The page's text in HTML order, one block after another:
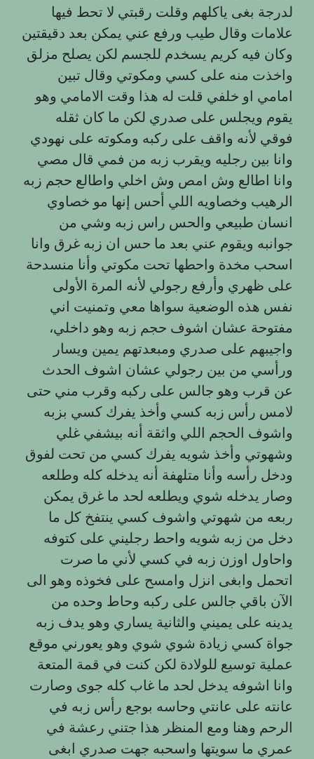
لدرجة بغى ياكلهم وقلت رقبتي لا تحط فيها
علامات وقال طيب ورفع عني يمكن بعد دقيقتين
وكان فيه كريم يسخدم للجسم لكن يصلح مزلق
واخذت منه على كسي ومكوتي وقال تبين
امامي او خلفي قلت له هذا وقت الامامي وهو
يقوم ويجلس على صدري لكن ما كان ثقله
فوقي لأنه واقف على ركبه ومكوته على نهودي
وانا بين رجليه ويقرب زبه من فمي قال مصي
وانا اطالع وش امص وش اخلي واطالع حجم زبه
الرهيب وخصاويه اللي أحس إنها مو خصاوي
انسان طبيعي والحس راس زبه وشي من
جوانبه ويقوم عني بعد ما حس ان زبه غرق وانا
اسحب مخدة واحطها تحت مكوتي وأنا منسدحة
على ظهري وأرفع رجولي لأنه المرة الأولى
نفس هذه الوضعية سواها معي وتمنيت اني
مفتوحة عشان اشوف حجم زبه وهو داخلي،
واجيبهم على صدري ومبعدتهم يمين ويسار
ورأسي من بين رجولي عشان اشوف الحدث
عن قرب وهو جالس على ركبه وقرب مني حتى
لامس رأس زبه كسي وأخذ يفرك كسي بزبه
واشوف الحجم اللي واثقة أنه بيشفي غلي
وشهوتي وأخذ شويه يفرك كسي من تحت لفوق
ودخل رأسه وأنا متلهفة أنه يدخله كله وطلعه
وصار يدخله شوي ويطلعه لحد ما غرق يمكن
ربعه من شهوتي واشوف كسي ينتفخ كل ما
دخل من زبه شويه واحط رجليني على كتوفه
واحاول اوزن زبه في كسي لأني ما صرت
اتحمل وابغى انزل وامسح على فخوذه وهو الى
الآن باقي جالس على ركبه وحاط وحده من
يدينه على يميني والثانية يساري وهو يدف زبه
جواة كسي زيادة شوي شوي وهو يعورني موقع
عملية توسيع للولادة لكن كنت في قمة المتعة
وانا اشوفه يدخل لحد ما غاب كله جوى وصارت
عانته على عانتي وحاسه بوجع رأس زبه في
الرحم وهنا ومع المنظر هذا جتني رعشة في
عمري ما سويتها واسحبه جهت صدري ابغى